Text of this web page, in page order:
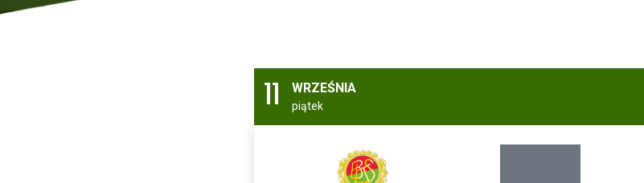
11 WRZEŚNIA
piątek